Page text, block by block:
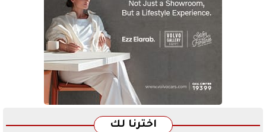
اخترنا لك